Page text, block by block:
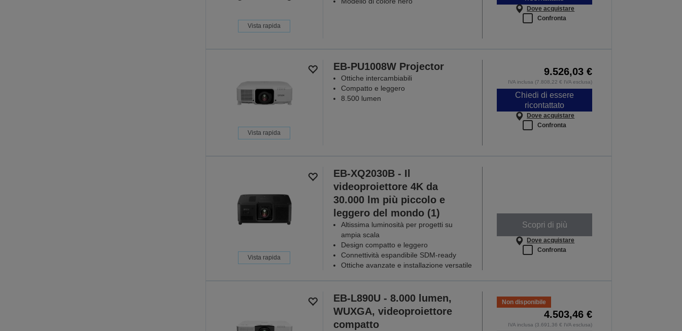
Vista rapida
Dove acquistare
Confronta
Vista rapida
EB-PU1008W Projector
Ottiche intercambiabili
Compatto e leggero
8.500 lumen
9.526,03 €
IVA inclusa (7.808,22 € IVA esclusa)
Chiedi di essere
ricontattato
Dove acquistare
Confronta
Vista rapida
EB-XQ2030B - Il
videoproiettore 4K da
30.000 lm più piccolo e
leggero del mondo (1)
Altissima luminosità per progetti su
ampia scala
Design compatto e leggero
Connettività espandibile SDM-ready
Ottiche avanzate e installazione versatile
Scopri di più
Dove acquistare
Confronta
EB-L890U - 8.000 lumen,
WUXGA, videoproiettore
compatto
Non disponibile
4.503,46 €
IVA inclusa (3.691,36 € IVA esclusa)